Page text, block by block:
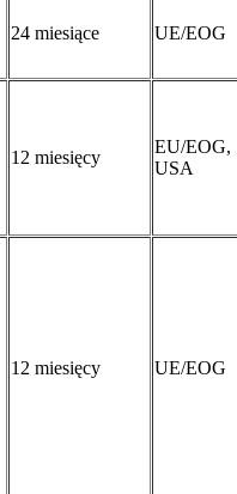
24 miesiące UE/EOG
12 miesięcy
EU/EOG,
USA
12 miesięcy UE/EOG